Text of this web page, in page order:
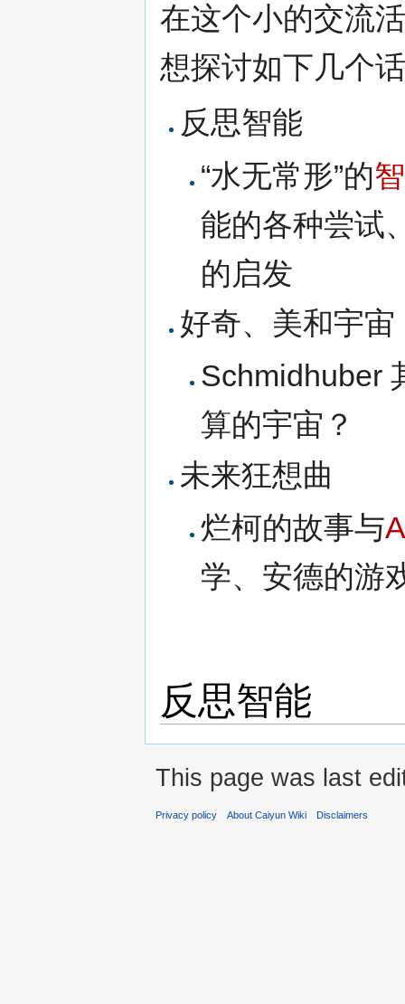
在这个小的交流
想探讨如下几个
反思智能
“水无常形”的
能的各种尝试
的启发
好奇、美和宇宙
Schmidhuber
算的宇宙？
未来狂想曲
烂柯的故事与
学、安德的游
反思智能
This page was last
Privacy policy About Caiyun Wiki Disclaimers